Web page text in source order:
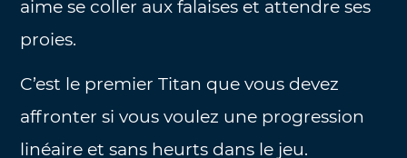
aime se coller aux falaises et attendre ses
proies.
C’est le premier Titan que vous devez
affronter si vous voulez une progression
linéaire et sans heurts dans le jeu.